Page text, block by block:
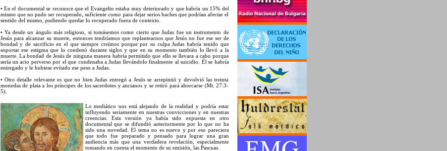
• En el documental se reconoce que el Evangelio estaba muy deteriorado y que habría un 15% del
mismo que no pudo ser recuperado, suficiente como para dejar serios baches que podrían afectar el
sentido del mismo, pudiendo quedar lo recuperado fuera de contexto.
• Ya desde un ángulo más religioso, si tomásemos como cierto que Judas fue un instrumento de
Jesús para alcanzar su muerte, entonces tendríamos que replantearnos que Jesús no fue ese ser de
bondad y de sacrificio en el que siempre creímos porque por su culpa Judas habría tenido que
soportar ese estigma que lo condenó durante siglos y que en su momento también lo llevó a la
muerte. La bondad de Jesús de ninguna manera habría permitido que ello se llevara a cabo porque
sería un acto perverso por el que condenaba a Judas llevándolo finalmente al suicidio. Él se habría
entregado y le hubiese evitado ese peso a Judas.
• Otro detalle relevante es que no bien Judas entregó a Jesús se arrepintió y devolvió las treinta
monedas de plata a los príncipes de los sacerdotes y ancianos y se retiró para ahorcarse (Mt. 27:3-
5).
Lo mediático nos está alejando de la realidad y podría estar
influyendo seriamente en nuestras convicciones y en nuestras
creencias. Esta versión ya había sido expuesta en otro
documental que se difundió anteriormente por lo que no ha
sido una novedad. El tema no es nuevo y por eso pareciera
que todo fue preparado y pensado para lograr una gran
audiencia más que una verdadera revelación, especialmente
tomando en cuenta el momento de su emisión, las Pascuas.